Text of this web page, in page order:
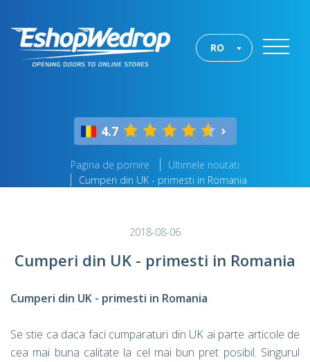
RO
4.7
Pagina de pornire
Ultimele noutati
Cumperi din UK - primesti in Romania
2018-08-06
Cumperi din UK - primesti in Romania
Cumperi din UK - primesti in Romania
Se stie ca daca faci cumparaturi din UK ai parte articole de
cea mai buna calitate la cel mai bun pret posibil. Singurul